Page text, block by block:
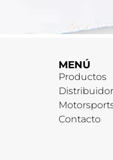
MENÚ
Productos
Contacto